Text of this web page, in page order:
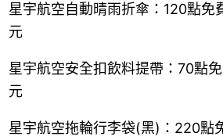
星宇航空自動晴雨折傘：120點
元
星宇航空安全扣飲料提帶：70點
元
星宇航空拖輪行李袋(黑)：220點